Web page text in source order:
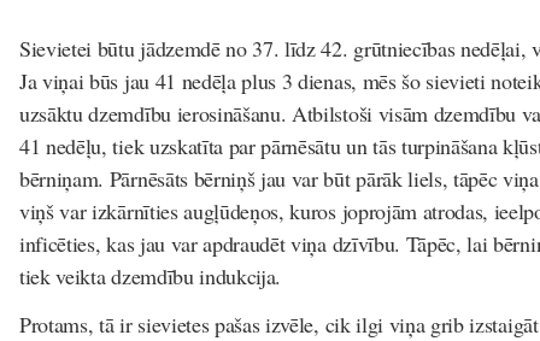
Sievietei būtu jādzemdē no 37. līdz 42. grūtniecības nedēļai,
Ja viņai būs jau 41 nedēļa plus 3 dienas, mēs šo sievieti
uzsāktu dzemdību ierosināšanu. Atbilstoši visām dzemdību
41 nedēļu, tiek uzskatīta par pārnēsātu un tās turpināšana
bērniņam. Pārnēsāts bērniņš jau var būt pārāk liels, tāpēc
viņš var izkārnīties augļūdeņos, kuros joprojām atrodas,
inficēties, kas jau var apdraudēt viņa dzīvību. Tāpēc, lai
tiek veikta dzemdību indukcija.
Protams, tā ir sievietes pašas izvēle, cik ilgi viņa grib